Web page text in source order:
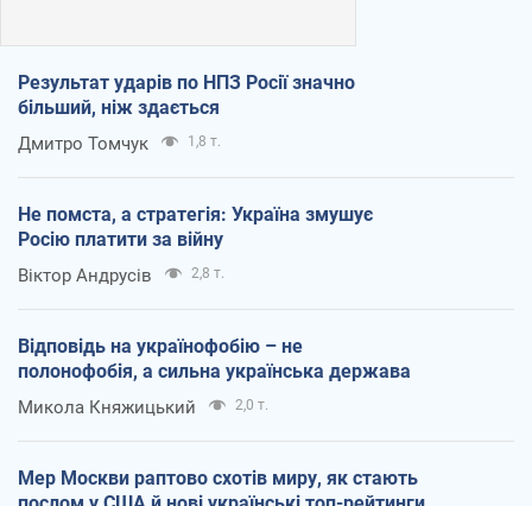
Результат ударів по НПЗ Росії значно
більший, ніж здається
Дмитро Томчук 1,8 т.
Не помста, а стратегія: Україна змушує
Росію платити за війну
Віктор Андрусів 2,8 т.
Відповідь на українофобію – не
полонофобія, а сильна українська держава
Микола Княжицький 2,0 т.
Мер Москви раптово схотів миру, як стають